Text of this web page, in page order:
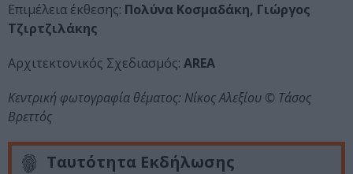
Επιμέλεια έκθεσης: Πολύνα Κοσμαδάκη, Γιώργος
Τζιρτζιλάκης
Αρχιτεκτονικός Σχεδιασμός: AREA
Κεντρική φωτογραφία θέματος: Νίκος Αλεξίου © Τάσος
Βρεττός
Ταυτότητα Εκδήλωσης